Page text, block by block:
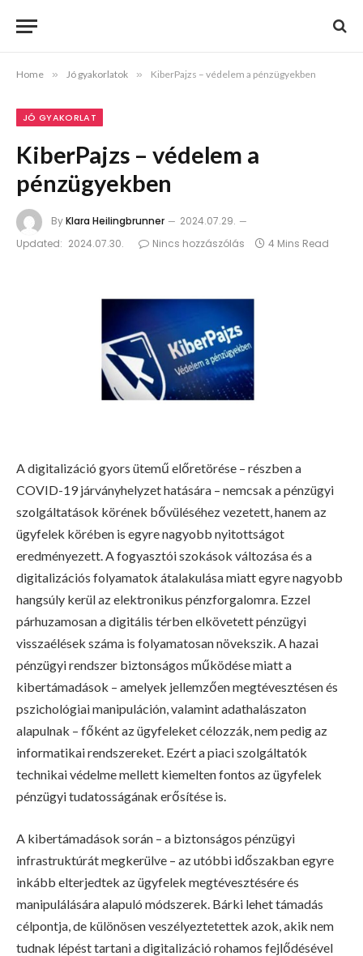
Home » Jó gyakorlatok » KiberPajzs – védelem a pénzügyekben
JÓ GYAKORLAT
KiberPajzs – védelem a
pénzügyekben
ByKlara Heilingbrunner
2024.07.29.
Updated: 2024.07.30. Nincs hozzászólás 4 Mins Read
A digitalizáció gyors ütemű előretörése – részben a
COVID-19 járványhelyzet hatására – nemcsak a pénzügyi
szolgáltatások körének bővüléséhez vezetett, hanem az
ügyfelek körében is egyre nagyobb nyitottságot
eredményezett. A fogyasztói szokások változása és a
digitalizációs folyamatok átalakulása miatt egyre nagyobb
hangsúly kerül az elektronikus pénzforgalomra. Ezzel
párhuzamosan a digitális térben elkövetett pénzügyi
visszaélések száma is folyamatosan növekszik. A hazai
pénzügyi rendszer biztonságos működése miatt a
kibertámadások – amelyek jellemzően megtévesztésen és
pszichológiai manipuláción, valamint adathalászaton
alapulnak – főként az ügyfeleket célozzák, nem pedig az
informatikai rendszereket. Ezért a piaci szolgáltatók
technikai védelme mellett kiemelten fontos az ügyfelek
pénzügyi tudatosságának erősítése is.
A kibertámadások során – a biztonságos pénzügyi
infrastruktúrát megkerülve – az utóbbi időszakban egyre
inkább elterjedtek az ügyfelek megtévesztésére és
manipulálására alapuló módszerek. Bárki lehet támadás
célpontja, de különösen veszélyeztetettek azok, akik nem
tudnak lépést tartani a digitalizáció rohamos fejlődésével